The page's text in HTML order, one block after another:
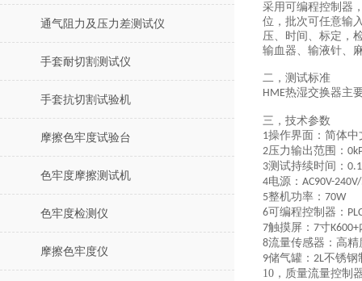
通气阻力及压力差测试仪
手套耐切割测试仪
手套抗切割试验机
摩擦色牢度试验台
色牢度摩擦测试机
色牢度检测仪
摩擦色牢度仪
采用可编程控制器
位，批次可任意输
压、时间、标定 ，
输血器、输液针、
二， 测试标准
HME热湿交换器主
三， 技术参数
1操作界面：简体中
2压力输出范围 ： 0
3测试持续时间： 0.1
4电源： AC90V-
5整机功率： 70W
6可编程控制器：
7触摸屏： 7寸K600+
8流量传感器：高精
9储气罐： 2L不锈钢
10， 质量流量控制